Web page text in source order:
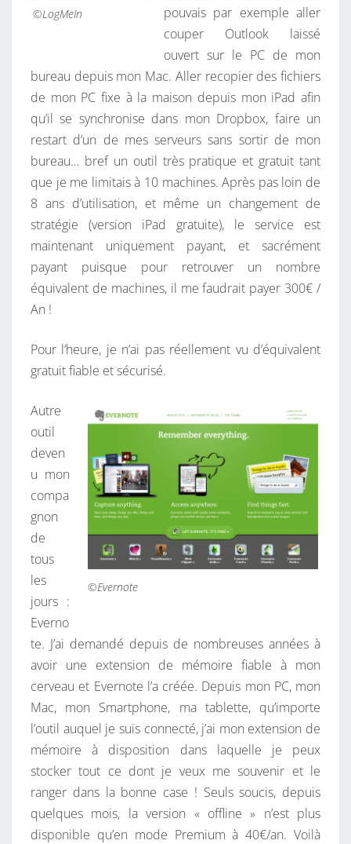
©LogMeIn
pouvais par exemple aller
couper Outlook laissé
ouvert sur le PC de mon
bureau depuis mon Mac. Aller recopier des fichiers
de mon PC fixe à la maison depuis mon iPad afin
qu’il se synchronise dans mon Dropbox, faire un
restart d’un de mes serveurs sans sortir de mon
bureau… bref un outil très pratique et gratuit tant
que je me limitais à 10 machines. Après pas loin de
8 ans d’utilisation, et même un changement de
stratégie (version iPad gratuite), le service est
maintenant uniquement payant, et sacrément
payant puisque pour retrouver un nombre
équivalent de machines, il me faudrait payer 300€ /
An !
Pour l’heure, je n’ai pas réellement vu d’équivalent
gratuit fiable et sécurisé.
©Evernote
Autre
outil
deven
u mon
compa
gnon
de
tous
les
jours :
Everno
te. J’ai demandé depuis de nombreuses années à
avoir une extension de mémoire fiable à mon
cerveau et Evernote l’a créée. Depuis mon PC, mon
Mac, mon Smartphone, ma tablette, qu’importe
l’outil auquel je suis connecté, j’ai mon extension de
mémoire à disposition dans laquelle je peux
stocker tout ce dont je veux me souvenir et le
ranger dans la bonne case ! Seuls soucis, depuis
quelques mois, la version « offline » n’est plus
disponible qu’en mode Premium à 40€/an. Voilà